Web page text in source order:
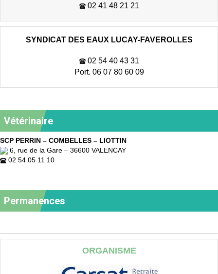
02 41 48 21 21
SYNDICAT DES EAUX LUCAY-FAVEROLLES
02 54 40 43 31
Port. 06 07 80 60 09
Vétérinaire
SCP PERRIN – COMBELLES – LIOTTIN
6, rue de la Gare – 36600 VALENCAY
02 54 05 11 10
Permanences
ORGANISME